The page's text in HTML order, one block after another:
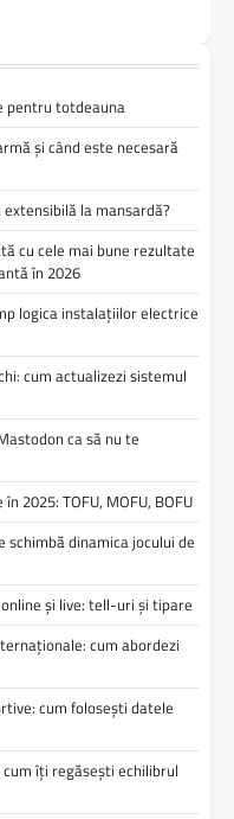
pentru totdeauna
și când este necesară
la mansardă?
cu cele mai bune rezultate
în 2026
logica instalațiilor electrice
cum actualizezi sistemul
ca să nu te
2025: TOFU, MOFU, BOFU
schimbă dinamica jocului de
și live: tell-uri și tipare
cum abordezi
cum folosești datele
îți regăsești echilibrul